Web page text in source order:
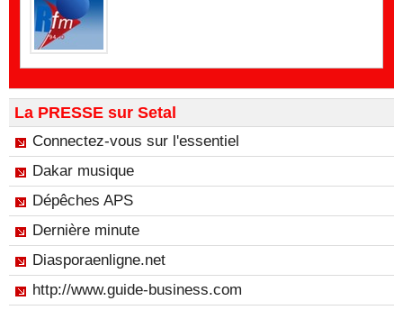
La PRESSE sur Setal
Connectez-vous sur l'essentiel
Dakar musique
Dépêches APS
Dernière minute
Diasporaenligne.net
http://www.guide-business.com